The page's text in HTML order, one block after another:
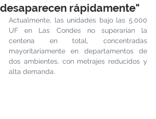
desaparecen rápidamente"
Actualmente, las unidades bajo las 5.000
UF en Las Condes no superarían la
centena en total, concentradas
mayoritariamente en departamentos de
dos ambientes, con metrajes reducidos y
alta demanda.